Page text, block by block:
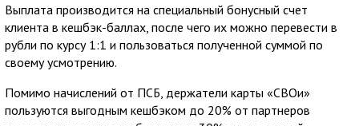
Выплата производится на специальный бонусный счет
клиента в кешбэк-баллах, после чего их можно перевести в
рубли по курсу 1:1 и пользоваться полученной суммой по
своему усмотрению.
Помимо начислений от ПСБ, держатели карты «СВОи»
пользуются выгодным кешбэком до 20% от партнеров